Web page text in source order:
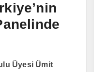
Üyesi Ümit